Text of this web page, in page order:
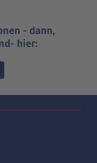
- dann,
hier: